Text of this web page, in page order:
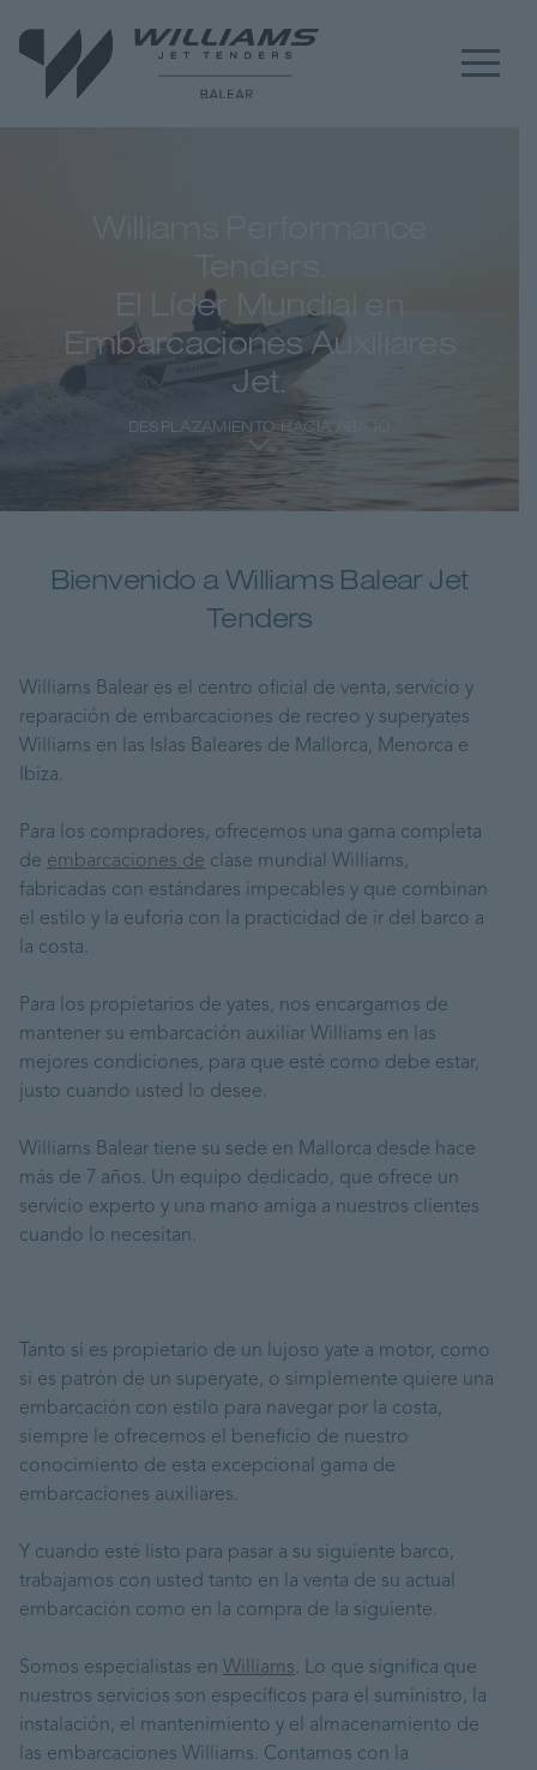
El Líder Mundial en
Embarcaciones Auxiliares
Jet.
DESPLAZAMIENTO HACIA ABAJO
Bienvenido a Williams Balear Jet
Tenders
Williams Balear es el centro oficial de venta, servicio y
reparación de embarcaciones de recreo y superyates
Williams en las Islas Baleares de Mallorca, Menorca e
Ibiza.
Para los compradores, ofrecemos una gama completa
de embarcaciones de clase mundial Williams,
fabricadas con estándares impecables y que combinan
el estilo y la euforia con la practicidad de ir del barco a
la costa.
Para los propietarios de yates, nos encargamos de
mantener su embarcación auxiliar Williams en las
mejores condiciones, para que esté como debe estar,
justo cuando usted lo desee.
Williams Balear tiene su sede en Mallorca desde hace
más de 7 años. Un equipo dedicado, que ofrece un
servicio experto y una mano amiga a nuestros clientes
cuando lo necesitan.
Tanto si es propietario de un lujoso yate a motor, como
si es patrón de un superyate, o simplemente quiere una
embarcación con estilo para navegar por la costa,
siempre le ofrecemos el beneficio de nuestro
conocimiento de esta excepcional gama de
embarcaciones auxiliares.
Y cuando esté listo para pasar a su siguiente barco,
trabajamos con usted tanto en la venta de su actual
embarcación como en la compra de la siguiente.
Somos especialistas en Williams. Lo que significa que
nuestros servicios son específicos para el suministro, la
instalación, el mantenimiento y el almacenamiento de
las embarcaciones Williams. Contamos con la